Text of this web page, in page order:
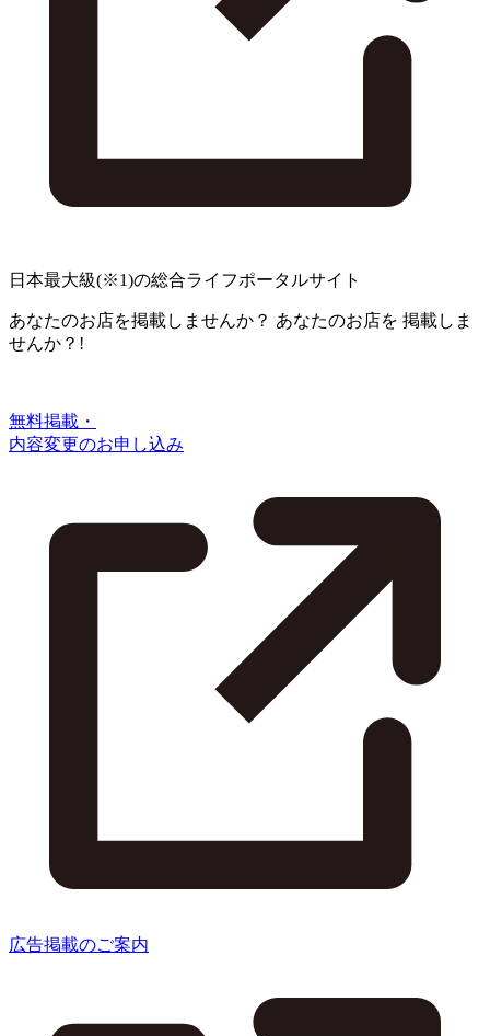
日本最大級(※1)の総合ライフポータルサイト
あなたのお店を掲載しませんか？ あなたのお店を 掲載しま
せんか？!
無料掲載・
内容変更のお申し込み
広告掲載のご案内